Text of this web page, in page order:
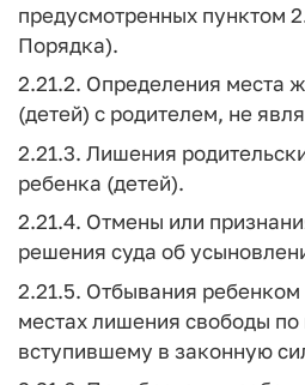
предусмотренных пунктом
Порядка).
2.21.2. Определения места
(детей) с родителем, не
2.21.3. Лишения
ребенка (детей).
2.21.4. Отмены или
решения суда об
2.21.5. Отбывания
местах лишения свободы по
вступившему в законную